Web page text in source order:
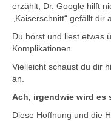
erzählt, Dr. Google hilft
„Kaiserschnitt“ gefällt dir
Du hörst und liest etwas
Komplikationen.
Vielleicht schaust du dir
an.
Ach, irgendwie wird es
Diese Hoffnung und die